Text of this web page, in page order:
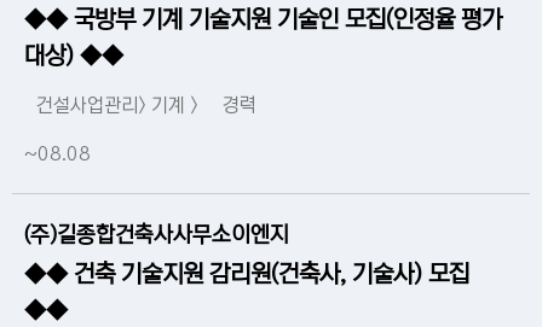
◆◆ 국방부 기계 기술지원 기술인 모집(인정율 평가
대상) ◆◆
건설사업관리> 기계 > 경력
~08.08
(주)길종합건축사사무소이엔지
◆◆ 건축 기술지원 감리원(건축사, 기술사) 모집
◆◆